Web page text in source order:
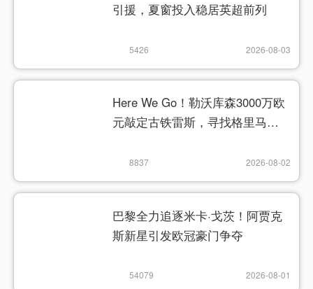
引援，夏窗投入稳居英超前列
5426 2026-08-03
Here We Go！勒沃库森3000万欧
元敲定古铁雷斯，寻找格里马尔
8837 2026-08-02
巴黎全力追逐米卡·戈茨！阿贾克
斯新星引发欧冠豪门争夺
54079 2026-08-01